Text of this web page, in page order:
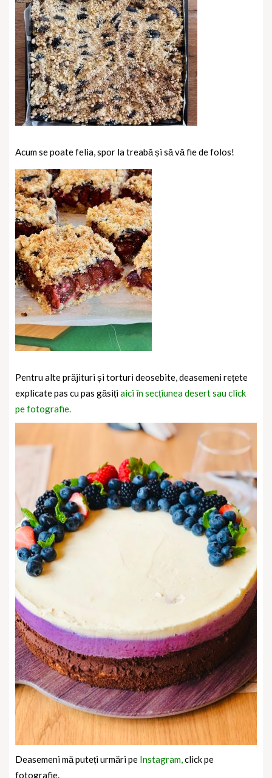
Acum se poate felia, spor la treabă și să vă fie de folos!
Pentru alte prăjituri și torturi deosebite, deasemeni rețete
explicate pas cu pas găsițiaici în secțiunea desert sau click
pe fotografie.
Deasemeni mă puteți urmări pe Instagram,click pe
fotografie.